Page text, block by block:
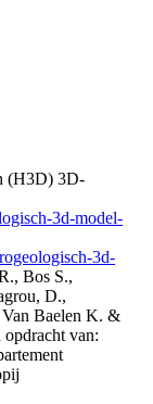
(H3D) 3D-
3d-model-
3d-
Bos S.,
D.,
Baelen K. &
van: